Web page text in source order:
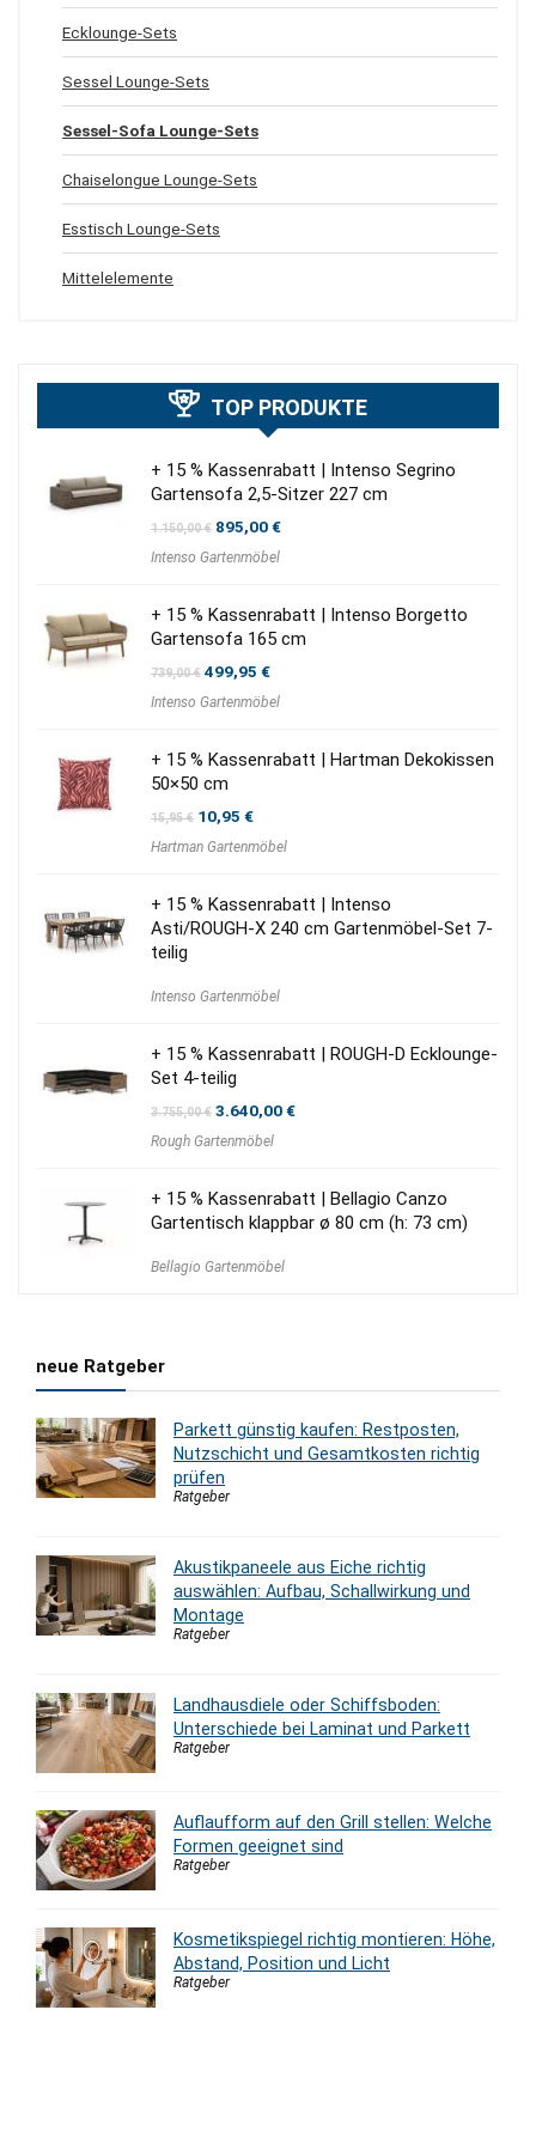
Ecklounge-Sets
Sessel Lounge-Sets
Sessel-Sofa Lounge-Sets
Chaiselongue Lounge-Sets
Esstisch Lounge-Sets
Mittelelemente
TOP PRODUKTE
+ 15 % Kassenrabatt | Intenso Segrino
Gartensofa 2,5-Sitzer 227 cm
1.150,00€ Ursprünglicher
war:
895,00€Aktueller
Intenso Gartenmöbel
+ 15 % Kassenrabatt | Intenso Borgetto
Gartensofa 165 cm
739,00€ Ursprünglicher
war:
499,95 €Aktueller
ist:
Intenso Gartenmöbel
+ 15 % Kassenrabatt | Hartman Dekokissen
50×50 cm
15,95€ Ursprünglicher
war:
10,95 €Aktueller
ist:
Hartman Gartenmöbel
+ 15 % Kassenrabatt | Intenso
Asti/ROUGH-X 240 cm Gartenmöbel-Set 7-
teilig
Intenso Gartenmöbel
+ 15 % Kassenrabatt | ROUGH-D Ecklounge-
Set 4-teilig
3.755,00€ Ursprünglicher
war:
3.640,00€Aktueller
Rough Gartenmöbel
+ 15 % Kassenrabatt | Bellagio Canzo
Gartentisch klappbar ø 80 cm (h: 73 cm)
Bellagio Gartenmöbel
neue Ratgeber
Parkett günstig kaufen: Restposten,
Nutzschicht und Gesamtkosten richtig
prüfen
Ratgeber
Akustikpaneele aus Eiche richtig
auswählen: Aufbau, Schallwirkung und
Montage
Ratgeber
Landhausdiele oder Schiffsboden:
Unterschiede bei Laminat und Parkett
Ratgeber
Auflaufform auf den Grill stellen: Welche
Formen geeignet sind
Ratgeber
Kosmetikspiegel richtig montieren: Höhe,
Abstand, Position und Licht
Ratgeber